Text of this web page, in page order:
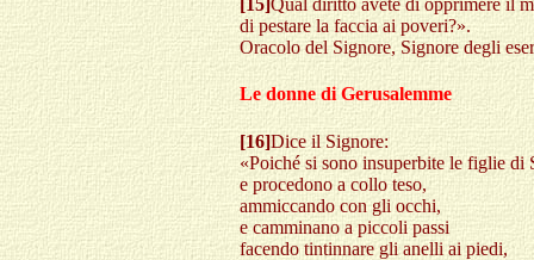
[15]Qual diritto avete di opprimere il
di pestare la faccia ai poveri?».
Oracolo del Signore, Signore degli
Le donne di Gerusalemme
[16]Dice il Signore:
«Poiché si sono insuperbite le figlie di
e procedono a collo teso,
ammiccando con gli occhi,
e camminano a piccoli passi
facendo tintinnare gli anelli ai piedi,